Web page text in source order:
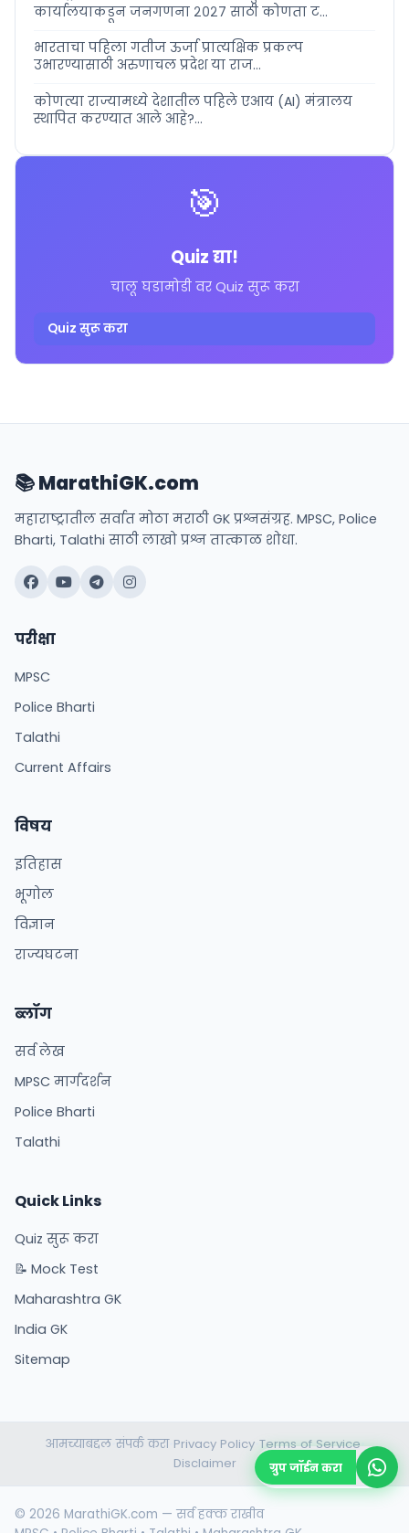
कार्यालयाकडून जनगणना २०२७ साठी कोणता ट...
भारताचा पहिला गतीज ऊर्जा प्रात्यक्षिक प्रकल्प
उभारण्यासाठी अरुणाचल प्रदेश या राज...
कोणत्या राज्यामध्ये देशातील पहिले एआय (AI) मंत्रालय
स्थापित करण्यात आले आहे?...
🎯
Quiz द्या!
चालू घडामोडी वर Quiz सुरू करा
Quiz सुरू करा
📚 MarathiGK.com
महाराष्ट्रातील सर्वात मोठा मराठी GK प्रश्नसंग्रह. MPSC, Police
Bharti, Talathi साठी लाखो प्रश्न तात्काळ शोधा.
परीक्षा
MPSC
Police Bharti
Talathi
Current Affairs
विषय
इतिहास
भूगोल
विज्ञान
राज्यघटना
ब्लॉग
सर्व लेख
MPSC मार्गदर्शन
Police Bharti
Talathi
Quick Links
Quiz सुरू करा
📝 Mock Test
Maharashtra GK
India GK
Sitemap
आमच्याबद्दल•संपर्क करा• Privacy Policy• Terms of Service•
Disclaimer
© 2026 MarathiGK.com — सर्व हक्क राखीव
ग्रुप जॉईन करा